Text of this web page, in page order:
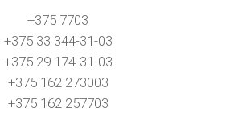
+375 7703
+375 33 344-31-03
+375 29 174-31-03
+375 162 273003
+375 162 257703